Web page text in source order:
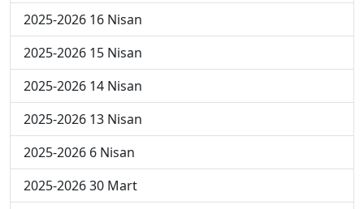
2025-2026 16 Nisan
2025-2026 15 Nisan
2025-2026 14 Nisan
2025-2026 13 Nisan
2025-2026 6 Nisan
2025-2026 30 Mart